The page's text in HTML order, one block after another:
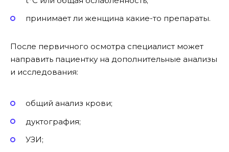
принимает ли женщина какие-то препараты.
После первичного осмотра специалист может
направить пациентку на дополнительные анализы
и исследования:
общий анализ крови;
дуктография;
УЗИ;